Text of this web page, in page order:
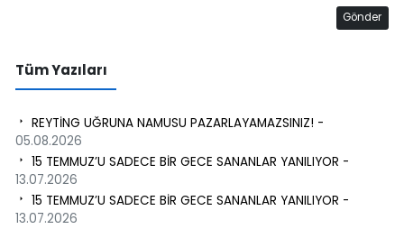
Gönder
Tüm Yazıları
REYTİNG UĞRUNA NAMUSU PAZARLAYAMAZSINIZ! -
05.08.2026
15 TEMMUZ’U SADECE BİR GECE SANANLAR YANILIYOR -
13.07.2026
15 TEMMUZ’U SADECE BİR GECE SANANLAR YANILIYOR -
13.07.2026